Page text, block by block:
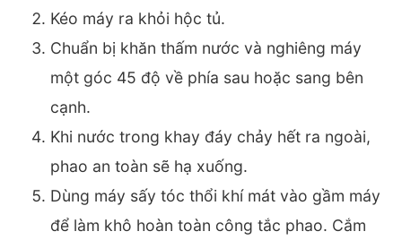
Kéo máy ra khỏi hộc tủ.
Chuẩn bị khăn thấm nước và nghiêng máy
một góc 45 độ về phía sau hoặc sang bên
cạnh.
Khi nước trong khay đáy chảy hết ra ngoài,
phao an toàn sẽ hạ xuống.
Dùng máy sấy tóc thổi khí mát vào gầm máy
để làm khô hoàn toàn công tắc phao. Cắm